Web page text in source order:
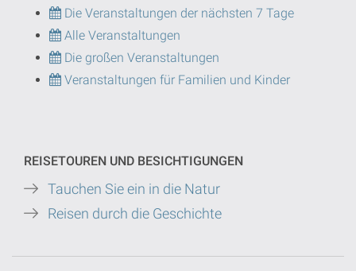
Die Veranstaltungen der nächsten 7 Tage
Alle Veranstaltungen
Die großen Veranstaltungen
Veranstaltungen für Familien und Kinder
REISETOUREN UND BESICHTIGUNGEN
Tauchen Sie ein in die Natur
Reisen durch die Geschichte